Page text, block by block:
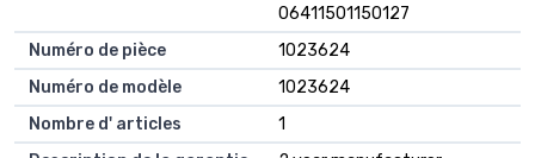
06411501150127
Numéro de pièce
1023624
Numéro de modèle
1023624
Nombre d' articles
1